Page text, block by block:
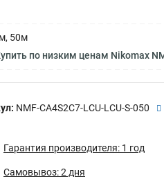
50м
по низким ценам Nikomax
NMF-CA4S2C7-LCU-LCU-S-050
Гарантия производителя: 1 год
Самовывоз: 2 дня